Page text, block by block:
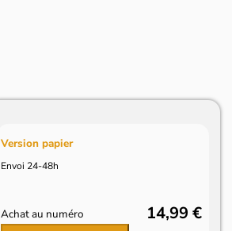
Version papier
Envoi 24-48h
Achat au numéro 14,99 €